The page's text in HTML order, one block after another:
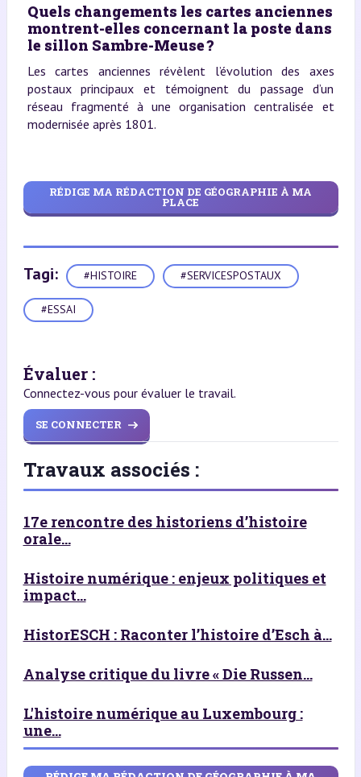
Quels changements les cartes anciennes
montrent-elles concernant la poste dans
le sillon Sambre-Meuse ?
Les cartes anciennes révèlent l’évolution des axes
postaux principaux et témoignent du passage d’un
réseau fragmenté à une organisation centralisée et
modernisée après 1801.
RÉDIGE MA RÉDACTION DE GÉOGRAPHIE À MA
PLACE
Tagi: #HISTOIRE #SERVICESPOSTAUX
#ESSAI
Évaluer :
Connectez-vous pour évaluer le travail.
SE CONNECTER
Travaux associés :
17e rencontre des historiens d’histoire
orale...
Histoire numérique : enjeux politiques et
impact...
HistorESCH : Raconter l’histoire d’Esch à...
Analyse critique du livre « Die Russen...
L'histoire numérique au Luxembourg :
une...